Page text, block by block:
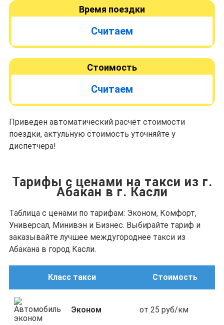
Время поездки
Считаем
Стоимость
Считаем
Приведен автоматический расчёт стоимости
поездки, актульную стоимость уточняйте у
диспетчера!
Тарифы с ценами на такси из г.
Абакан в г. Касли
Таблица с ценами по тарифам: Эконом, Комфорт,
Универсал, Минивэн и Бизнес. Выбирайте тариф и
заказывайте лучшее междугороднее такси из
Абакана в город Касли.
Класс такси Стоимость
Эконом от 25 руб/км